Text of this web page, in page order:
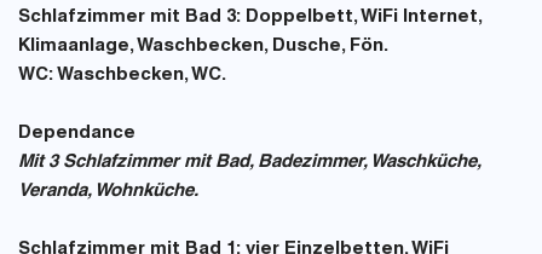
Schlafzimmer mit Bad 3: Doppelbett, WiFi Internet,
Klimaanlage, Waschbecken, Dusche, Fön.
WC: Waschbecken, WC.
Dependance
Mit 3 Schlafzimmer mit Bad, Badezimmer, Waschküche,
Veranda, Wohnküche.
Schlafzimmer mit Bad 1: vier Einzelbetten, WiFi